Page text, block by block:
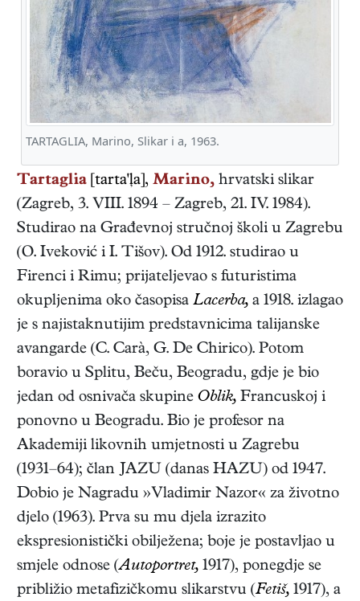
TARTAGLIA, Marino, Slikar i a, 1963.
Tartaglia [tarta'ļa], Marino, hrvatski slikar
(Zagreb, 3. VIII. 1894 – Zagreb, 21. IV. 1984).
Studirao na Građevnoj stručnoj školi u Zagrebu
(O. Iveković i I. Tišov). Od 1912. studirao u
Firenci i Rimu; prijateljevao s futuristima
okupljenima oko časopisa Lacerba, a 1918. izlagao
je s najistaknutijim predstavnicima talijanske
avangarde (C. Carà, G. De Chirico). Potom
boravio u Splitu, Beču, Beogradu, gdje je bio
jedan od osnivača skupine Oblik, Francuskoj i
ponovno u Beogradu. Bio je profesor na
Akademiji likovnih umjetnosti u Zagrebu
(1931–64); član JAZU (danas HAZU) od 1947.
Dobio je Nagradu »Vladimir Nazor« za životno
djelo (1963). Prva su mu djela izrazito
ekspresionistički obilježena; boje je postavljao u
smjele odnose (Autoportret, 1917), ponegdje se
približio metafizičkomu slikarstvu (Fetiš, 1917), a